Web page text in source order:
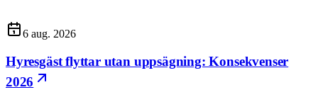
6 aug. 2026
Hyresgäst flyttar utan uppsägning: Konsekvenser
2026